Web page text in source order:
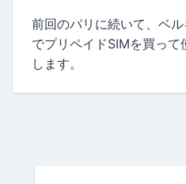
前回のパリに続いて、ベ
でプリペイドSIMを買って
します。